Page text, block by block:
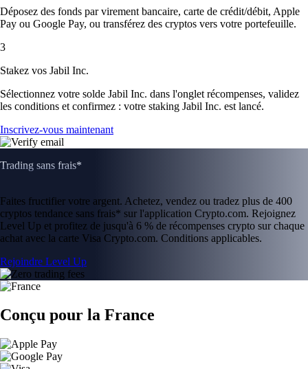
Déposez des fonds par virement bancaire, carte de crédit/débit, Apple
Pay ou Google Pay, ou transférez des cryptos vers votre portefeuille.
3
Stakez vos Jabil Inc.
Sélectionnez votre solde Jabil Inc. dans l'onglet récompenses, validez
les conditions et confirmez : votre staking Jabil Inc. est lancé.
Inscrivez-vous maintenant
Trading sans frais*
Faites fructifier votre argent. Achetez, vendez ou tradez plus de 400
cryptos tendance sans frais* sur l'application Crypto.com. Rejoignez
Level Up et profitez de jusqu'à 6 % de récompenses crypto sur chaque
achat avec la carte Visa Crypto.com. Conditions applicables.
Rejoindre Level Up
Conçu pour la France